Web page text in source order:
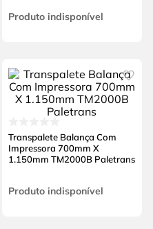
Produto indisponível
Transpalete Balança Com
Impressora 700mm X
1.150mm TM2000B Paletrans
Produto indisponível